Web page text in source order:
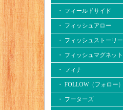
・ フィールドサイド
・ フィッシュアロー
・ フィッシュストーリー
・ フィッシュマグネット
・ フィナ
・ FOLLOW（フォロー）
・ フーターズ